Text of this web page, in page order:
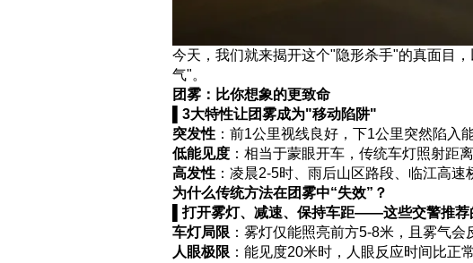
今天，我们就来揭开这个"隐形杀手"的真面目
气"。
团雾：比你想象的更致命
▌3大特性让团雾成为"移动陷阱"
突发性：前1公里视线良好，下1公里突然陷入
低能见度：相当于蒙眼开车，传统车灯照射距
高发性：凌晨2-5时、雨后山区路段、临江高速
为什么传统方法在团雾中“失效”？
▌打开雾灯、减速、保持车距——这些交警推荐
车灯局限：雾灯仅能照亮前方5-8米，且雾气会
人眼极限：能见度20米时，人眼反应时间比正